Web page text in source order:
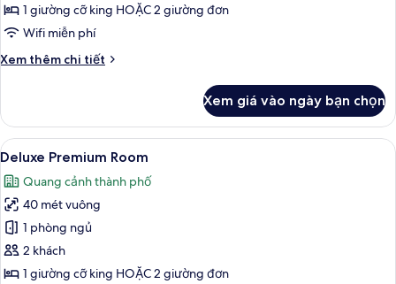
1 giường cỡ king HOẶC 2 giường đơn
Wifi miễn phí
Xem thêm chi tiết
Chi
Phòng
Superior
Xem giá vào ngày bạn chọn
Xem
tất
cả
ảnh
Deluxe
Premium
Room
Deluxe Premium Room | Bộ đồ
6
Deluxe Premium Room
Quang cảnh thành phố
40 mét vuông
1 phòng ngủ
2 khách
1 giường cỡ king HOẶC 2 giường đơn